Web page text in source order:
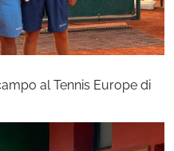
al Tennis Europe di